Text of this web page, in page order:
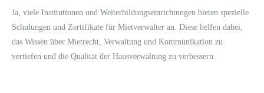
Ja, viele Institutionen und Weiterbildungseinrichtungen bieten spezielle
Schulungen und Zertifikate für Mietverwalter an. Diese helfen dabei,
das Wissen über Mietrecht, Verwaltung und Kommunikation zu
vertiefen und die Qualität der Hausverwaltung zu verbessern.